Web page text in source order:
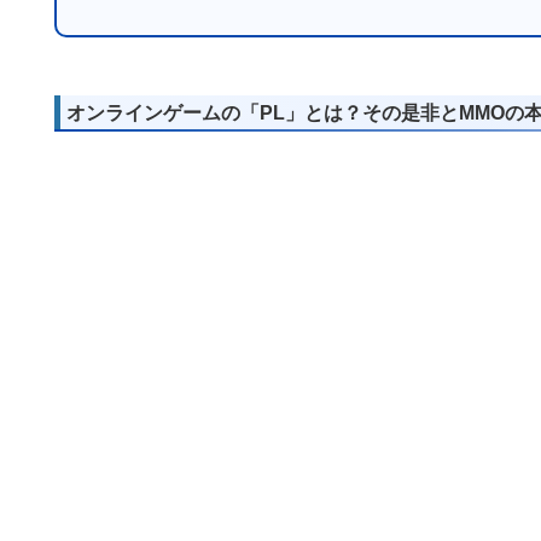
オンラインゲームの「PL」とは？その是非とMMOの